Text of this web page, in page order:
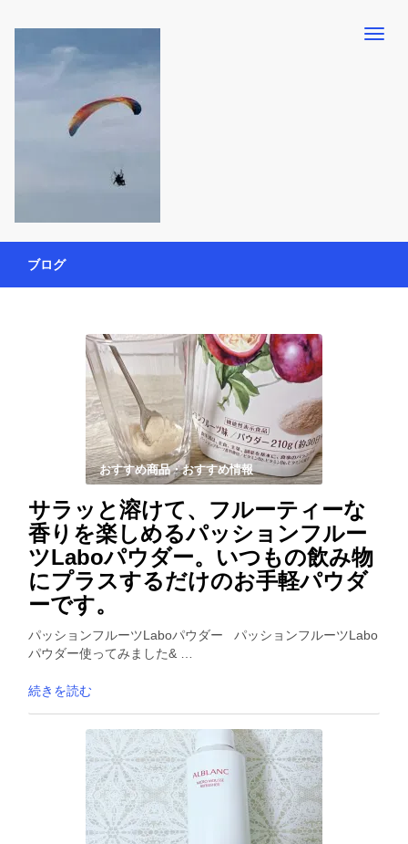
働く母の40代を楽しむ方法
ー活動を通して、豊かな生活を楽しんでいます。懸賞やモニター生
活だけでなく、大好きな【旅行・温泉・食育・美容健康アイテム探
索】も全力で楽しみます。
ブログ
おすすめ商品・おすすめ情報
サラッと溶けて、フルーティーな
香りを楽しめるパッションフルー
ツLaboパウダー。いつもの飲み物
にプラスするだけのお手軽パウダ
ーです。
パッションフルーツLaboパウダー パッションフルーツLabo
パウダー使ってみました& …
続きを読む